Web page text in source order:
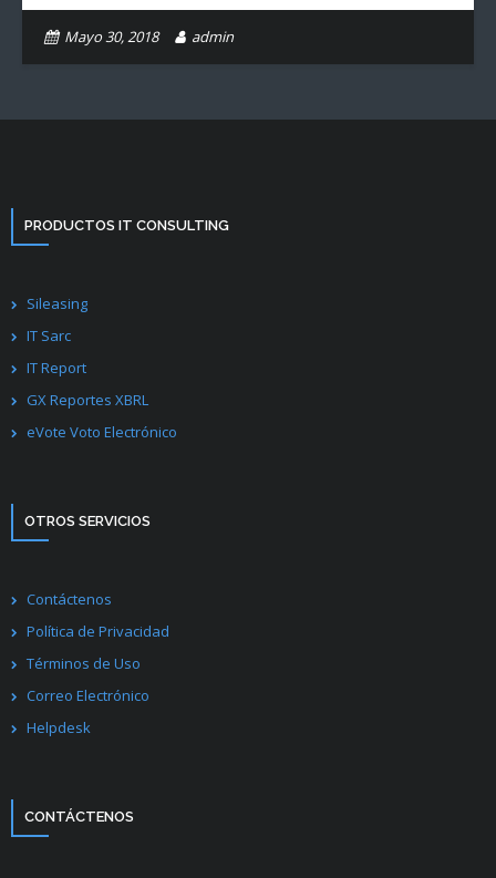
Mayo 30, 2018 admin
PRODUCTOS IT CONSULTING
Sileasing
IT Sarc
IT Report
GX Reportes XBRL
eVote Voto Electrónico
OTROS SERVICIOS
Contáctenos
Política de Privacidad
Términos de Uso
Correo Electrónico
Helpdesk
CONTÁCTENOS